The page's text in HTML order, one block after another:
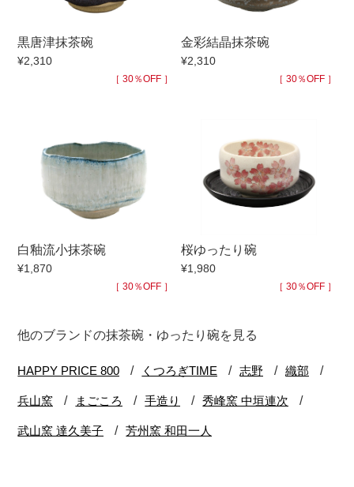
黒唐津抹茶碗
¥2,310
［ 30％OFF ］
金彩結晶抹茶碗
¥2,310
［ 30％OFF ］
白釉流小抹茶碗
¥1,870
［ 30％OFF ］
桜ゆったり碗
¥1,980
［ 30％OFF ］
他のブランドの抹茶碗・ゆったり碗を見る